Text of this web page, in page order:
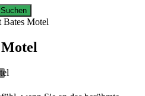
Bates Motel